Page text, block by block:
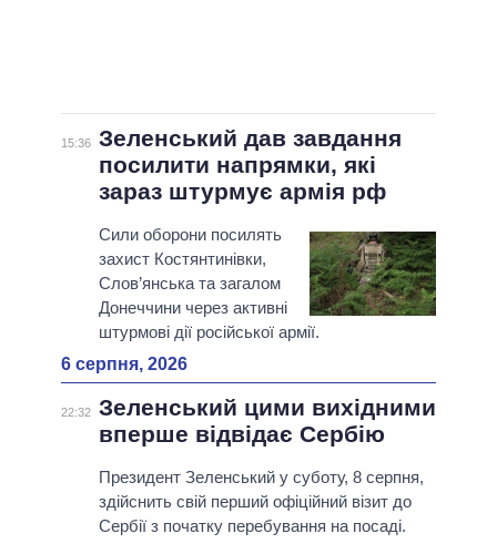
15:36 Зеленський дав завдання
посилити напрямки, які
зараз штурмує армія рф
Сили оборони посилять
захист Костянтинівки,
Слов’янська та загалом
Донеччини через активні
штурмові дії російської армії.
6 серпня, 2026
22:32 Зеленський цими вихідними
вперше відвідає Сербію
Президент Зеленський у суботу, 8 серпня,
здійснить свій перший офіційний візит до
Сербії з початку перебування на посаді.